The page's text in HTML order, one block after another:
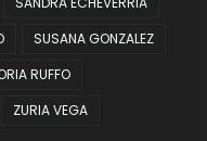
SUSANA GONZALEZ
RUFFO
ZURIA VEGA